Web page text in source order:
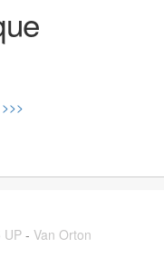
UP- Van Orton